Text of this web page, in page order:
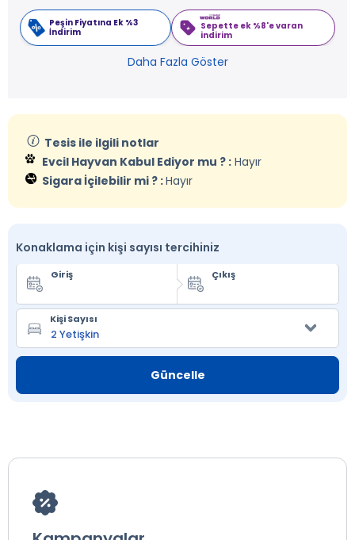
Peşin Fiyatına Ek %3
İndirim
Sepette ek %8'e varan
indirim
Daha Fazla Göster
Tesis ile ilgili notlar
Evcil Hayvan Kabul Ediyor mu ? : Hayır
Sigara İçilebilir mi ? :Hayır
Konaklama için kişi sayısı tercihiniz
Giriş Çıkış
Kişi Sayısı
Güncelle